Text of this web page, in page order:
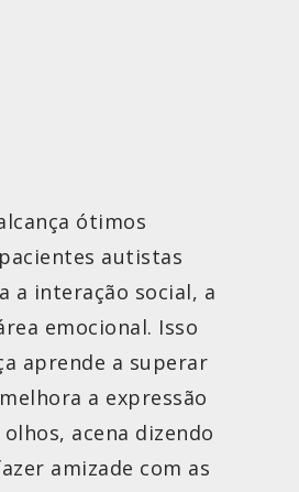
ótimos
autistas
a interação social, a
emocional. Isso
aprende a superar
a expressão
acena dizendo
amizade com as